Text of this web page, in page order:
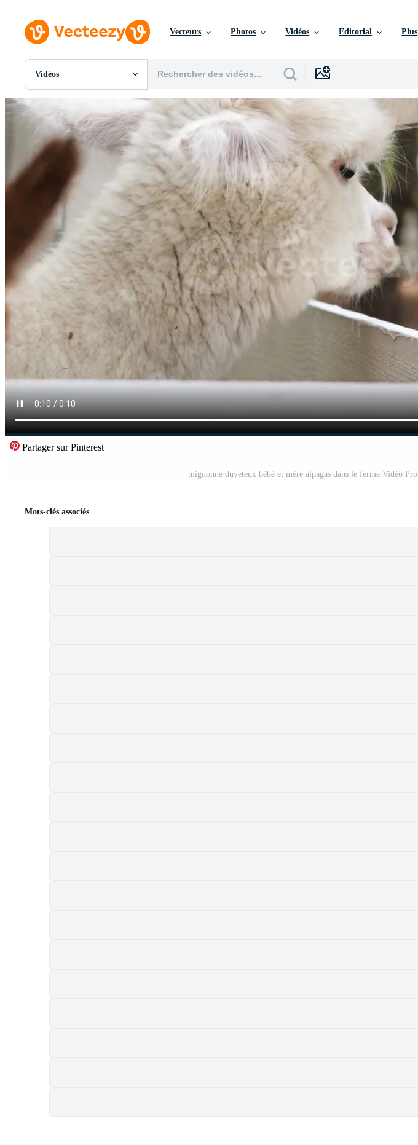
Vecteurs Photos Vidéos Editorial Plus
Vidéos
Toutes Images
PNGs
PSDs
SVGs
Vidéos
Motion graphics
Images Éditoriales
Événements Éditoriaux
Partager sur Pinterest
mignonne duveteux bébé et mère alpagas dans le ferme Vidéo Pro
Mots-clés associés